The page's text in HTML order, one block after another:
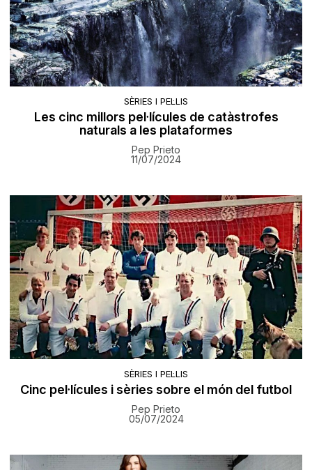
SÈRIES I PEL·LIS
Les cinc millors pel·lícules de catàstrofes
naturals a les plataformes
Pep Prieto
11/07/2024
SÈRIES I PEL·LIS
Cinc pel·lícules i sèries sobre el món del futbol
Pep Prieto
05/07/2024